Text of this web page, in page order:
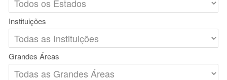
Instituições
Grandes Áreas